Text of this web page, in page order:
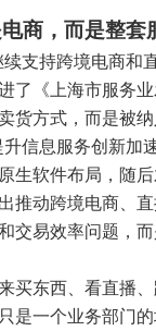
商，而是整套
支持跨境电商
了《上海市服务
货方式，而是被
信息服务创新
生软件布局，随
推动跨境电商、
交易效率问题，
买东西、看直播
是一个业务部门